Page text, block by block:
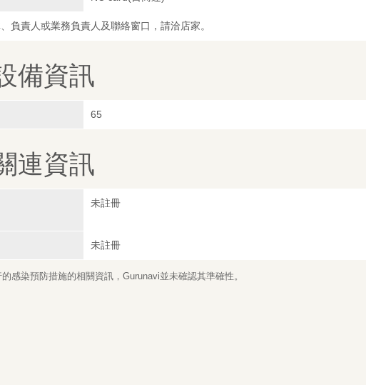
負責人或業務負責人及聯絡窗口，請洽店家。
備資訊
65
連資訊
未註冊
未註冊
感染預防措施的相關資訊，Gurunavi並未確認其準確性。